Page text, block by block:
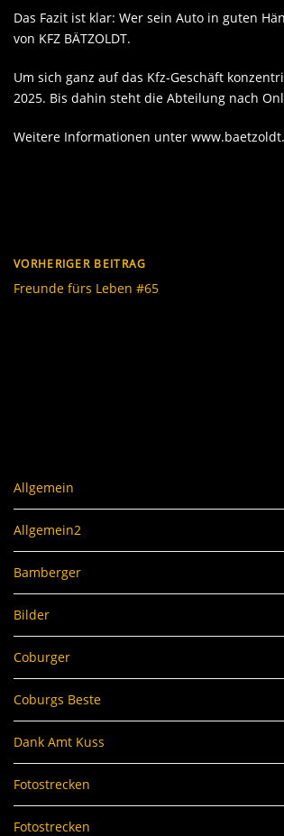
Das Fazit ist klar: Wer sein Auto in guten
von KFZ BÄTZOLDT.
Um sich ganz auf das Kfz-Geschäft
2025. Bis dahin steht die Abteilung nach
Weitere Informationen unter
VORHERIGER BEITRAG
Freunde fürs Leben #65
Allgemein
Allgemein2
Bamberger
Bilder
Coburger
Coburgs Beste
Dank Amt Kuss
Fotostrecken
Fotostrecken